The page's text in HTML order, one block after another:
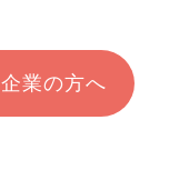
企業の方へ